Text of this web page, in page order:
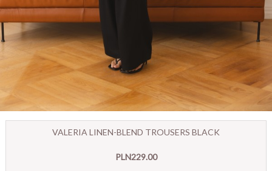
VALERIA LINEN-BLEND TROUSERS BLACK
PLN229.00